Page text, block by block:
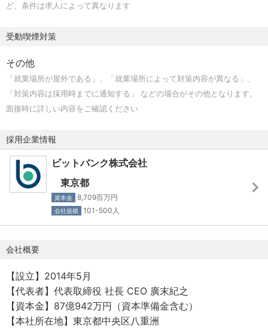
【環境】
・スマホ貸与
・モニター貸与
ど、条件は求人によって異なります
受動喫煙対策
その他
「就業場所が屋外である」、「就業場所によって対策内容が異なる」、
「対策内容は採用時までに通知する」 などの場合がその他となります。
面接時に詳しい内容をご確認ください
採用企業情報
ビットバンク株式会社
東京都
資本金 8,709百万円
会社規模 101-500人
会社概要
【設立】2014年5月
【代表者】代表取締役 社長 CEO 廣末紀之
【資本金】87億942万円（資本準備金含む）
【本社所在地】東京都中央区八重洲